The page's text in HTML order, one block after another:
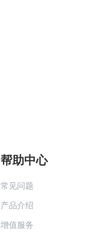
帮助中心
常见问题
产品介绍
增值服务